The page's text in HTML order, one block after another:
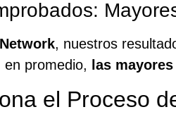
, nuestros
promedio,
las
el Proceso